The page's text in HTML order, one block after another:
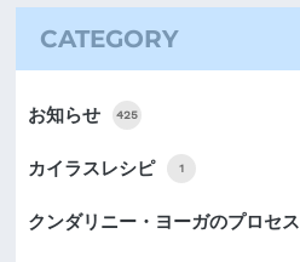
CATEGORY
お知らせ 425
カイラスレシピ 1
クンダリニー・ヨーガのプロセス